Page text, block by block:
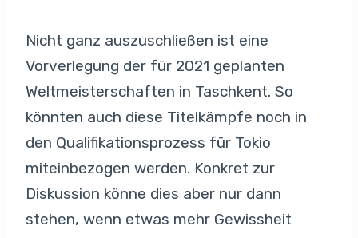
Nicht ganz auszuschließen ist eine
Vorverlegung der für 2021 geplanten
Weltmeisterschaften in Taschkent. So
könnten auch diese Titelkämpfe noch in
den Qualifikationsprozess für Tokio
miteinbezogen werden. Konkret zur
Diskussion könne dies aber nur dann
stehen, wenn etwas mehr Gewissheit